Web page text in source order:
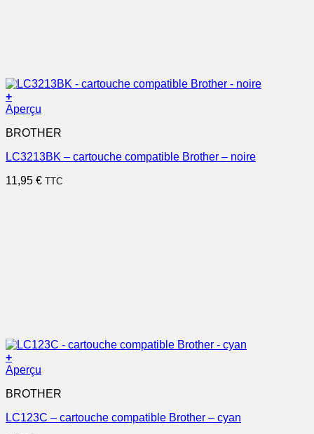
+
Aperçu
BROTHER
LC3213BK – cartouche compatible Brother – noire
11,95 € TTC
+
Aperçu
BROTHER
LC123C – cartouche compatible Brother – cyan